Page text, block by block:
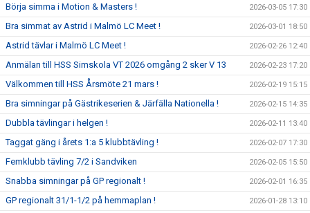
Börja simma i Motion & Masters ! 2026-03-05 17:30
Bra simmat av Astrid i Malmö LC Meet ! 2026-03-01 18:50
Astrid tävlar i Malmö LC Meet ! 2026-02-26 12:40
Anmälan till HSS Simskola VT 2026 omgång 2 sker V 13 2026-02-23 17:20
Välkommen till HSS Årsmöte 21 mars ! 2026-02-19 15:15
Bra simningar på Gästrikeserien & Järfälla Nationella ! 2026-02-15 14:35
Dubbla tävlingar i helgen ! 2026-02-11 13:40
Taggat gäng i årets 1:a 5 klubbtävling ! 2026-02-07 17:30
Femklubb tävling 7/2 i Sandviken 2026-02-05 15:50
Snabba simningar på GP regionalt ! 2026-02-01 16:35
GP regionalt 31/1-1/2 på hemmaplan ! 2026-01-28 13:10